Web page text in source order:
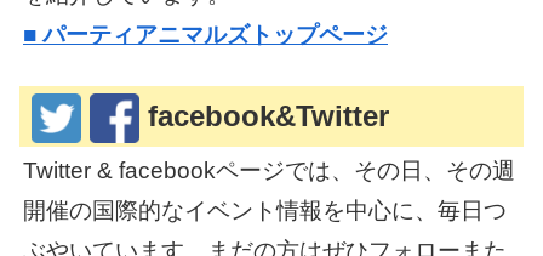
■パーティアニマルズトップページ
facebook&Twitter
Twitter & facebookページでは、その日、その週
開催の国際的なイベント情報を中心に、毎日つ
ぶやいています。まだの方はぜひフォローまた